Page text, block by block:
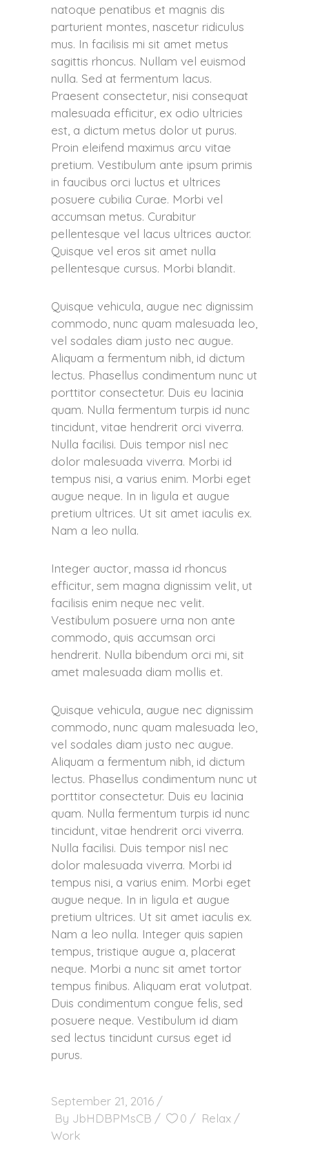
natoque penatibus et magnis dis
parturient montes, nascetur ridiculus
mus. In facilisis mi sit amet metus
sagittis rhoncus. Nullam vel euismod
nulla. Sed at fermentum lacus.
Praesent consectetur, nisi consequat
malesuada efficitur, ex odio ultricies
est, a dictum metus dolor ut purus.
Proin eleifend maximus arcu vitae
pretium. Vestibulum ante ipsum primis
in faucibus orci luctus et ultrices
posuere cubilia Curae. Morbi vel
accumsan metus. Curabitur
pellentesque vel lacus ultrices auctor.
Quisque vel eros sit amet nulla
pellentesque cursus. Morbi blandit.
Quisque vehicula, augue nec dignissim
commodo, nunc quam malesuada leo,
vel sodales diam justo nec augue.
Aliquam a fermentum nibh, id dictum
lectus. Phasellus condimentum nunc ut
porttitor consectetur. Duis eu lacinia
quam. Nulla fermentum turpis id nunc
tincidunt, vitae hendrerit orci viverra.
Nulla facilisi. Duis tempor nisl nec
dolor malesuada viverra. Morbi id
tempus nisi, a varius enim. Morbi eget
augue neque. In in ligula et augue
pretium ultrices. Ut sit amet iaculis ex.
Nam a leo nulla.
Integer auctor, massa id rhoncus
efficitur, sem magna dignissim velit, ut
facilisis enim neque nec velit.
Vestibulum posuere urna non ante
commodo, quis accumsan orci
hendrerit. Nulla bibendum orci mi, sit
amet malesuada diam mollis et.
Quisque vehicula, augue nec dignissim
commodo, nunc quam malesuada leo,
vel sodales diam justo nec augue.
Aliquam a fermentum nibh, id dictum
lectus. Phasellus condimentum nunc ut
porttitor consectetur. Duis eu lacinia
quam. Nulla fermentum turpis id nunc
tincidunt, vitae hendrerit orci viverra.
Nulla facilisi. Duis tempor nisl nec
dolor malesuada viverra. Morbi id
tempus nisi, a varius enim. Morbi eget
augue neque. In in ligula et augue
pretium ultrices. Ut sit amet iaculis ex.
Nam a leo nulla. Integer quis sapien
tempus, tristique augue a, placerat
neque. Morbi a nunc sit amet tortor
tempus finibus. Aliquam erat volutpat.
Duis condimentum congue felis, sed
posuere neque. Vestibulum id diam
sed lectus tincidunt cursus eget id
purus.
September 21, 2016
By JbHDBPMsCB 0
Relax
Work